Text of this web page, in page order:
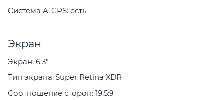
Система A-GPS: есть
Экран
Экран: 6.3"
Тип экрана: Super Retina XDR
Соотношение сторон: 19.5:9